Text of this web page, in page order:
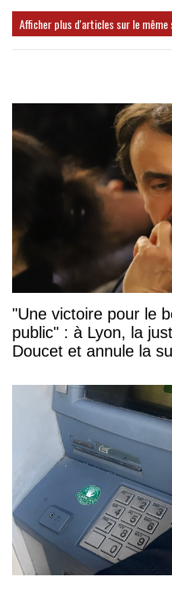
Afficher plus d'articles sur le
"Une victoire pour le
public" : à Lyon, la
Doucet et annule la